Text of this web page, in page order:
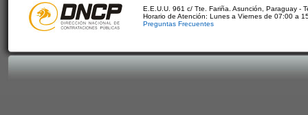
E.E.U.U. 961 c/ Tte. Fariña. Asunción, Paraguay -
Horario de Atención: Lunes a Viernes de 07:00 a
Preguntas Frecuentes